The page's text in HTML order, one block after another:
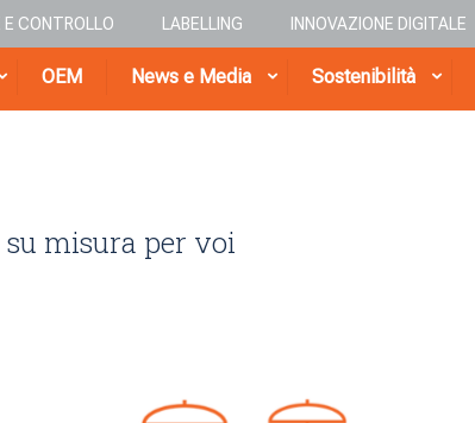
E CONTROLLO LABELLING INNOVAZIONE DIGITALE
OEM News e Media Sostenibilità
misura per voi